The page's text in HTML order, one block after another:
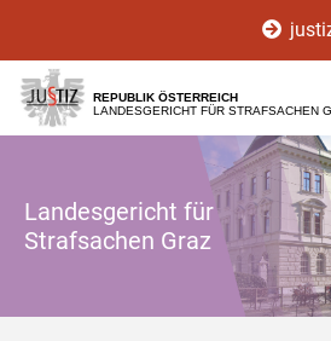
[1]
[2]
[3]
REPUBLIK ÖSTERREICH
LANDESGERICHT FÜR STRAFSACHEN
Landesgericht für
Strafsachen Graz